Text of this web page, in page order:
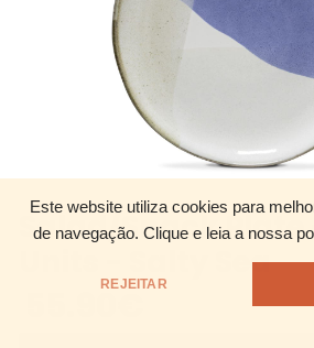
Este website utiliza cookies para
de navegação. Clique e leia a nossa
REJEITAR
Salad/Snack Plate
Units - Salty Sea